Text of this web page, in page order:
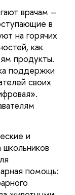
врачам –
в
на горячих
как
продукты.
поддержки
своих
и
помощь: